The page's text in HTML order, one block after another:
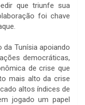
que triunfe sua
foi chave
Tunísia apoiando
democráticas,
de crise que
mais alto da crise
altos índices de
jogado um papel